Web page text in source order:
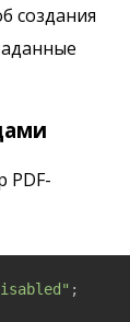
создания
PDF-
;